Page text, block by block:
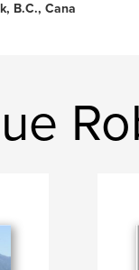
B.C., Cana